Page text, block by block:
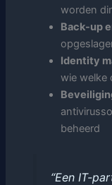
worden
Back-up
Identity
wie welke
beheerd
“Een IT-